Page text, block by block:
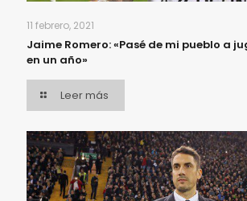
11 febrero, 2021
Jaime Romero: «Pasé de mi pueblo a
en un año»
Leer más